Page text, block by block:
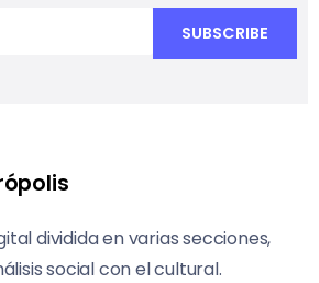
dividida en varias secciones,
social con el cultural.